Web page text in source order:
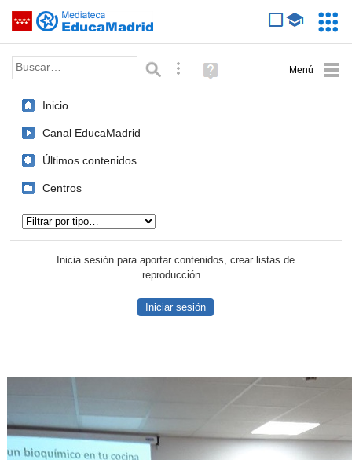
Saltar navegación
Palabra o frase: Búsqueda avanzada
Ayuda
(en
Inicio
Canal EducaMadrid
Últimos contenidos
Centros
Inicia sesión para aportar contenidos, crear listas de
reproducción...
Iniciar sesión